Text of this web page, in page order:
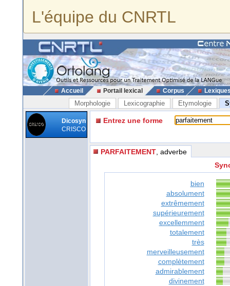
L'équipe du CNRTL
Accueil Portail lexical Corpus
Morphologie Lexicographie Etymologie
Dicosyn
CRISCO
Entrez une forme
PARFAITEMENT , adverbe
bien
absolument
extrêmement
supérieurement
excellemment
totalement
très
merveilleusement
complètement
admirablement
divinement